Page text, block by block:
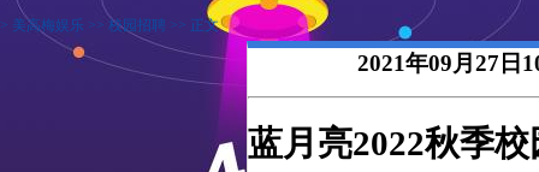
> 美高梅娱乐 >> 校园招聘 >> 正文
2021年09月27日
蓝月亮2022秋季校